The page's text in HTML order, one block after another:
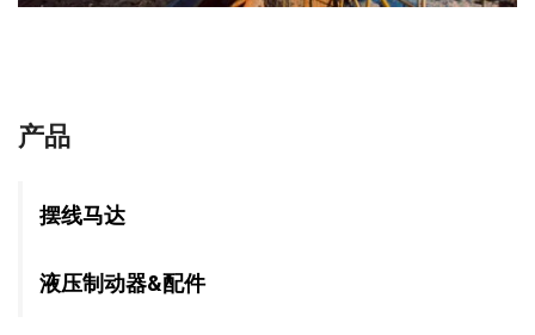
产品
摆线马达
液压制动器&配件